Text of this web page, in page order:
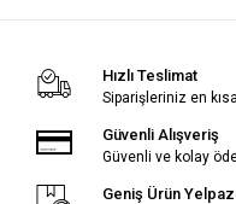
Hızlı Teslimat
Siparişleriniz en
Güvenli Alışveriş
Güvenli ve kolay
Geniş Ürün